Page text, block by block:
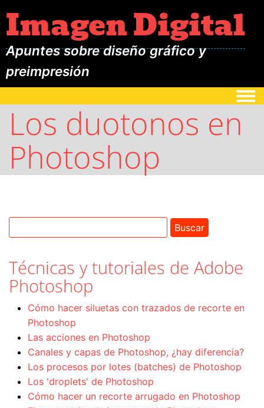
Imagen Digital
Apuntes sobre diseño gráfico y
preimpresión
Los duotonos en
Photoshop
Técnicas y tutoriales de Adobe
Photoshop
Cómo hacer siluetas con trazados de recorte en
Photoshop
Las acciones en Photoshop
Canales y capas de Photoshop, ¿hay diferencia?
Los procesos por lotes (batches) de Photoshop
Los 'droplets' de Photoshop
Cómo hacer un recorte arrugado en Photoshop